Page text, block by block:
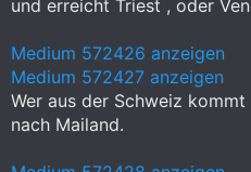
und erreicht Triest , oder
Medium 572426 anzeigen
Medium 572427 anzeigen
Wer aus der Schweiz
nach Mailand.